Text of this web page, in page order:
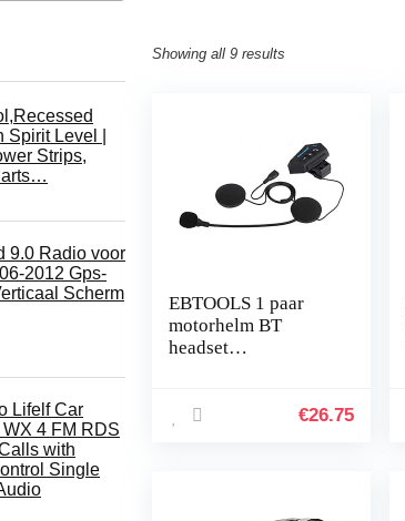
Spirit Level |
Strips,
9.0 Radio voor
2012 Gps-
Scherm
Lifelf Car
4 FM RDS
with
Single
Showing all 9 results
EBTOOLS 1 paar
motorhelm BT
headset
ondersteuning
€26.75